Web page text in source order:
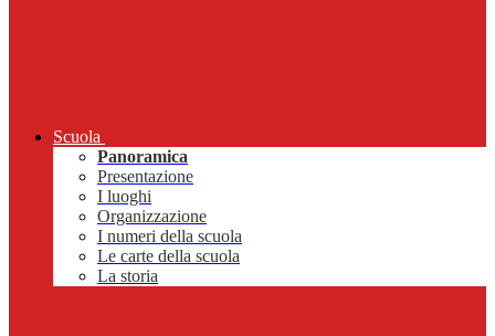
Scuola
Panoramica
Presentazione
I luoghi
Organizzazione
I numeri della scuola
Le carte della scuola
La storia